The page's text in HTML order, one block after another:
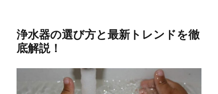
浄水器の選び方と最新トレンドを徹
底解説！